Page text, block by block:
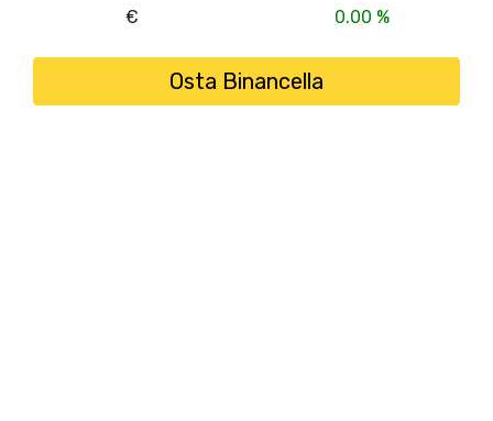
€ 0.00 %
Osta Binancella